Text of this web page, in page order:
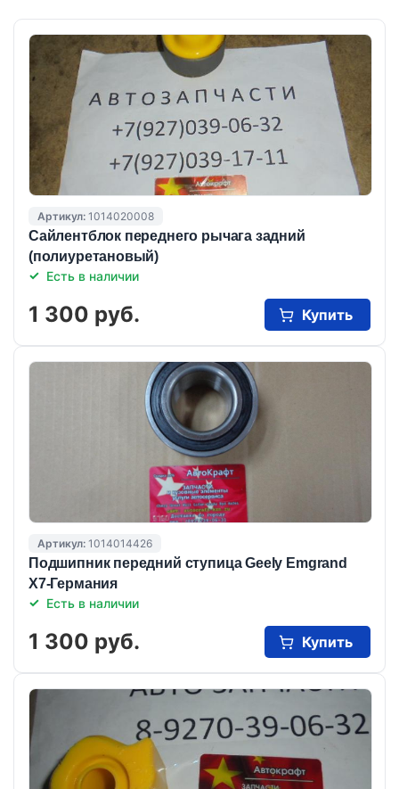
Артикул: 1014020008
Cайлентблок переднего рычага задний
(полиуретановый)
Есть в наличии
1 300 руб. Купить
Артикул: 1014014426
Подшипник передний ступица Geely Emgrand
X7-Германия
Есть в наличии
1 300 руб. Купить